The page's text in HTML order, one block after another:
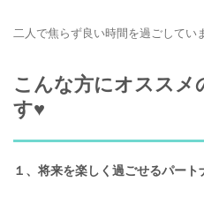
二人で焦らず良い時間を過ごして
こんな方にオスス
す♥
１、将来を楽しく過ごせるパー